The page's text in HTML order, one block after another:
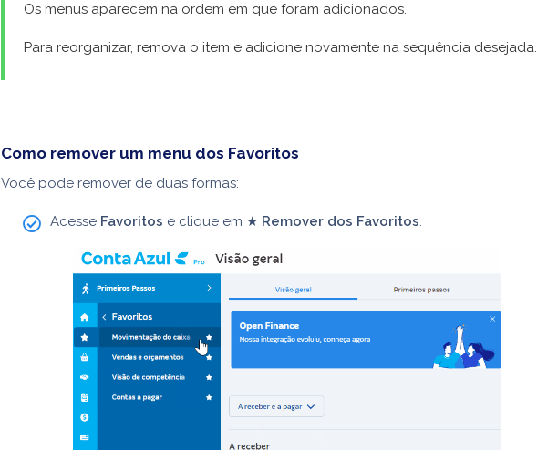
Os menus aparecem na ordem em que foram adicionados.
Para reorganizar, remova o item e adicione novamente na sequência desejada.
Como remover um menu dos Favoritos
Você pode remover de duas formas:
Acesse Favoritos e clique em ★ Remover dos Favoritos.